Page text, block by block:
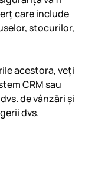
care include
stocurilor,
acestora, veți
CRM sau
de vânzări și
dvs.